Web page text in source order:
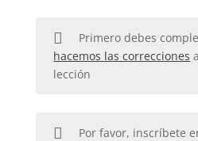
Primero debes
hacemos las correcciones
lección
Por favor, inscríbete